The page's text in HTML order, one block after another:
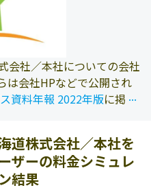
会社／本社についての会社
は会社HPなどで公開され
資料年報 2022年版に掲載
...
...
道株式会社／本社を
ザーの料金シミュレ
結果